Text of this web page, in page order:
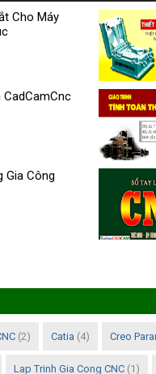
Cho Máy
CadCamCnc
Gia Công
(2) Catia (4) Creo
Lap Trinh Gia Cong CNC (1)